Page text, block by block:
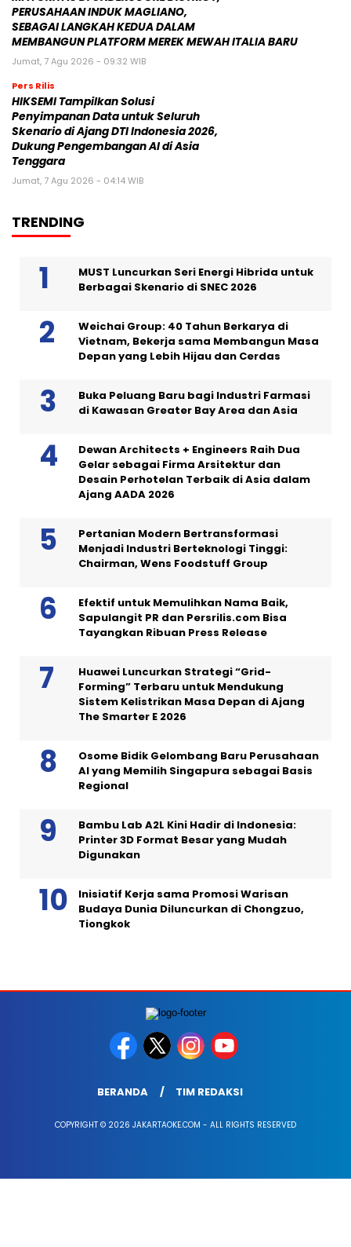
PERUSAHAAN INDUK MAGLIANO,
SEBAGAI LANGKAH KEDUA DALAM
MEMBANGUN PLATFORM MEREK MEWAH ITALIA BARU
Jumat, 7 Agu 2026 - 09:32 WIB
Pers Rilis
HIKSEMI Tampilkan Solusi
Penyimpanan Data untuk Seluruh
Skenario di Ajang DTI Indonesia 2026,
Dukung Pengembangan AI di Asia
Tenggara
Jumat, 7 Agu 2026 - 04:14 WIB
TRENDING
MUST Luncurkan Seri Energi Hibrida untuk
Berbagai Skenario di SNEC 2026
Weichai Group: 40 Tahun Berkarya di
Vietnam, Bekerja sama Membangun Masa
Depan yang Lebih Hijau dan Cerdas
Buka Peluang Baru bagi Industri Farmasi
di Kawasan Greater Bay Area dan Asia
Dewan Architects + Engineers Raih Dua
Gelar sebagai Firma Arsitektur dan
Desain Perhotelan Terbaik di Asia dalam
Ajang AADA 2026
Pertanian Modern Bertransformasi
Menjadi Industri Berteknologi Tinggi:
Chairman, Wens Foodstuff Group
Efektif untuk Memulihkan Nama Baik,
Sapulangit PR dan Persrilis.com Bisa
Tayangkan Ribuan Press Release
Huawei Luncurkan Strategi “Grid-
Forming” Terbaru untuk Mendukung
Sistem Kelistrikan Masa Depan di Ajang
The Smarter E 2026
Osome Bidik Gelombang Baru Perusahaan
AI yang Memilih Singapura sebagai Basis
Regional
Bambu Lab A2L Kini Hadir di Indonesia:
Printer 3D Format Besar yang Mudah
Digunakan
Inisiatif Kerja sama Promosi Warisan
Budaya Dunia Diluncurkan di Chongzuo,
Tiongkok
BERANDA TIM REDAKSI
COPYRIGHT © 2026 JAKARTAOKE.COM - ALL RIGHTS RESERVED